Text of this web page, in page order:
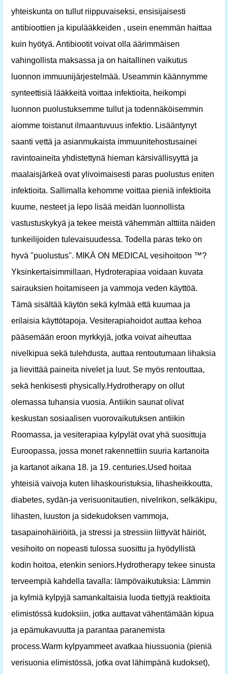
yhteiskunta on tullut riippuvaiseksi, ensisijaisesti
antibioottien ja kipulääkkeiden , usein enemmän haittaa
kuin hyötyä. Antibiootit voivat olla äärimmäisen
vahingollista maksassa ja on haitallinen vaikutus
luonnon immuunijärjestelmää. Useammin käännymme
synteettisiä lääkkeitä voittaa infektioita, heikompi
luonnon puolustuksemme tullut ja todennäköisemmin
aiomme toistanut ilmaantuvuus infektio. Lisääntynyt
saanti vettä ja asianmukaista immuunitehostusainei
ravintoaineita yhdistettynä hieman kärsivällisyyttä ja
maalaisjärkeä ovat ylivoimaisesti paras puolustus eniten
infektioita. Sallimalla kehomme voittaa pieniä infektioita
kuume, nesteet ja lepo lisää meidän luonnollista
vastustuskykyä ja tekee meistä vähemmän alttiita näiden
tunkeilijoiden tulevaisuudessa. Todella paras teko on
hyvä "puolustus". MIKÄ ON MEDICAL vesihoitoon ™?
Yksinkertaisimmillaan, Hydroterapiaa voidaan kuvata
sairauksien hoitamiseen ja vammoja veden käyttöä.
Tämä sisältää käytön sekä kylmää että kuumaa ja
erilaisia ​​käyttötapoja. Vesiterapiahoidot auttaa kehoa
pääsemään eroon myrkkyjä, jotka voivat aiheuttaa
nivelkipua sekä tulehdusta, auttaa rentoutumaan lihaksia
ja lievittää paineita nivelet ja luut. Se myös rentouttaa,
sekä henkisesti physically.Hydrotherapy on ollut
olemassa tuhansia vuosia. Antiikin saunat olivat
keskustan sosiaalisen vuorovaikutuksen antiikin
Roomassa, ja vesiterapiaa kylpylät ovat yhä suosittuja
Euroopassa, jossa monet rakennettiin suuria kartanoita
ja kartanot aikana 18. ja 19. centuries.Used hoitaa
yhteisiä vaivoja kuten lihaskouristuksia, lihasheikkoutta,
diabetes, sydän-ja verisuonitautien, nivelrikon, selkäkipu,
lihasten, luuston ja sidekudoksen vammoja,
tasapainohäiriöitä, ja stressi ja stressiin liittyvät häiriöt,
vesihoito on nopeasti tulossa suosittu ja hyödyllistä
kodin hoitoa, etenkin seniors.Hydrotherapy tekee sinusta
terveempiä kahdella tavalla: lämpövaikutuksia: Lämmin
ja kylmiä kylpyjä samankaltaisia ​​luoda tiettyjä reaktioita
elimistössä kudoksiin, jotka auttavat vähentämään kipua
ja epämukavuutta ja parantaa paranemista
process.Warm kylpyammeet avatkaa hiussuonia (pieniä
verisuonia elimistössä, jotka ovat lähimpänä kudokset),